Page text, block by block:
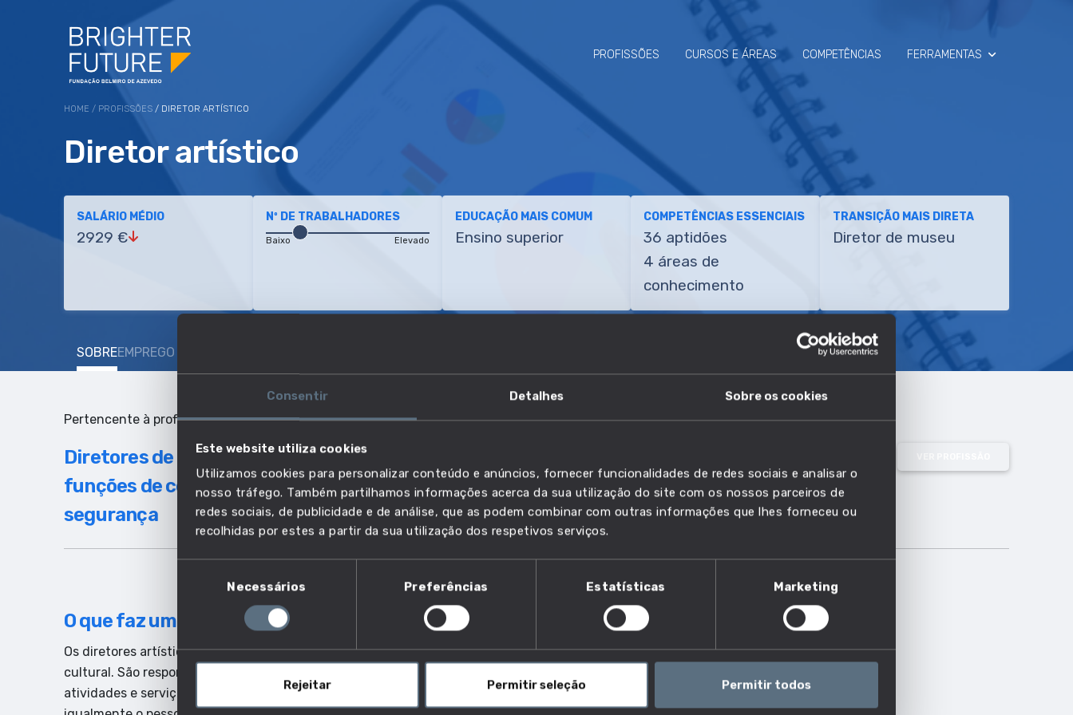
Consentir Detalhes Sobre os cookies
Este website utiliza cookies
Utilizamos cookies para personalizar conteúdo e anúncios, fornecer funcionalidades de redes sociais e analisar o
nosso tráfego. Também partilhamos informações acerca da sua utilização do site com os nossos parceiros de
redes sociais, de publicidade e de análise, que as podem combinar com outras informações que lhes forneceu ou
recolhidas por estes a partir da sua utilização dos respetivos serviços.
consentimento
Necessários Preferências Estatísticas Marketing
Rejeitar Permitir seleção Permitir todos
PROFISSÕES CURSOS E ÁREAS COMPETÊNCIAS FERRAMENTAS
HOME / PROFISSÕES / DIRETOR ARTÍSTICO
Diretor artístico
SALÁRIO MÉDIO
2929 €
Nº DE TRABALHADORES
Baixo Elevado
EDUCAÇÃO MAIS COMUM
Ensino superior
COMPETÊNCIAS ESSENCIAIS
36 aptidões
4 áreas de
conhecimento
TRANSIÇÃO MAIS DIRETA
Diretor de museu
SOBREEMPREGO E SALÁRIO
Pertencente à profissão:
Diretores de outros serviços especializados e profissionais com
funções de comando, direção ou chefia, das forças e serviços de
segurança
O que faz um diretor artístico?
Os diretores artísticos são responsáveis pelo programa de um projeto artístico ou de uma organização
cultural. São responsáveis pela visão estratégica, pela visibilidade e pela qualidade de todo o tipo de
atividades e serviços artísticos, como companhias de teatro e de dança. Os diretores artísticos gerem